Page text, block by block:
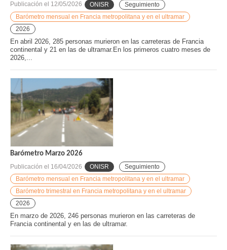
Publicación el 12/05/2026 ONISR
Seguimiento
Barómetro mensual en Francia metropolitana y en el ultramar
2026
En abril 2026, 285 personas murieron en las carreteras de Francia
continental y 21 en las de ultramar.En los primeros cuatro meses de
2026,...
Barómetro Marzo 2026
Publicación el 16/04/2026 ONISR
Seguimiento
Barómetro mensual en Francia metropolitana y en el ultramar
Barómetro trimestral en Francia metropolitana y en el ultramar
2026
En marzo de 2026, 246 personas murieron en las carreteras de
Francia continental y en las de ultramar.